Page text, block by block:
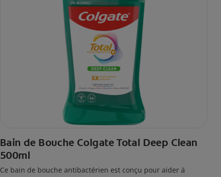
Bain de Bouche Colgate Total Deep Clean
500ml
Ce bain de bouche antibactérien est conçu pour aider à